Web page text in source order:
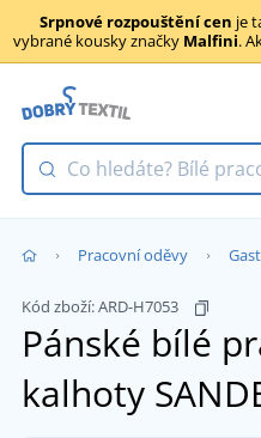
Srpnové rozpouštění cen je
vybrané kousky značky Malfini.
Pracovní oděvy
Kód zboží:ARD-H7053
Pánské bílé
kalhoty